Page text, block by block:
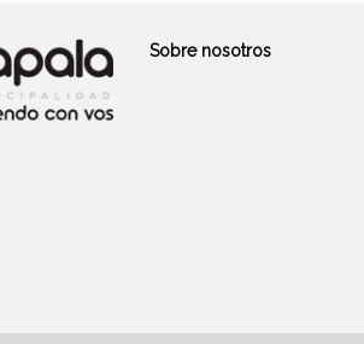
Sobre nosotros